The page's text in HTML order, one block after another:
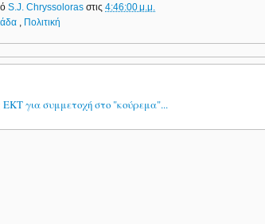
S.J. Chryssolorasστις4:46:00 μ.μ.
Πολιτική
ΕΚΤ για συμμετοχή στο "κούρεμα"...